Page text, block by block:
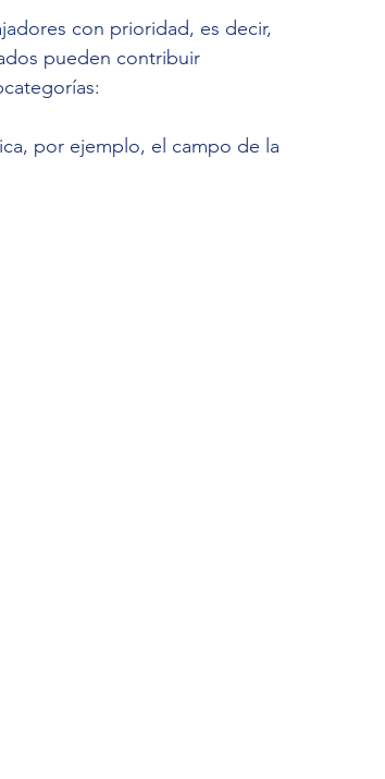
con prioridad, es decir,
pueden contribuir
por ejemplo, el campo de la